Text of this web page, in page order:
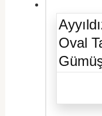
Oval